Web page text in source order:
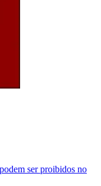
ser proibidos no